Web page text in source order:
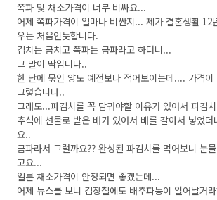
쪽파 및 채소가격이 너무 비싸요...
어제 쪽파가격이 얼마나 비싼지... 제가 결혼생활 12
우는 처음인듯합니다.
김치는 금치고 쪽파는 금파라고 하더니...
그 말이 딱입니다..
한 단에 묶인 양도 예전보다 적어보이는데.... 가격
그렇습니다..
그래도...파김치를 꼭 담궈야할 이유가 있어서 파김
추석에 선물로 받은 배가 있어서 배를 갈아서 넣었
요..
금파라서 그럴까요?? 완성된 파김치를 먹어보니 눈
고요...
얼른 채소가격이 안정되면 좋겠는데...
어제 뉴스를 보니 김장철에도 배추파동이 일어날거